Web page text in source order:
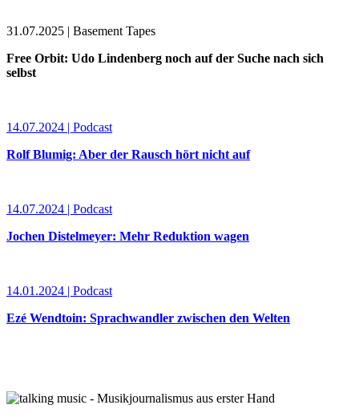
31.07.2025 | Basement Tapes
Free Orbit: Udo Lindenberg noch auf der Suche nach sich
selbst
14.07.2024 | Podcast
Rolf Blumig: Aber der Rausch hört nicht auf
14.07.2024 | Podcast
Jochen Distelmeyer: Mehr Reduktion wagen
14.01.2024 | Podcast
Ezé Wendtoin: Sprachwandler zwischen den Welten